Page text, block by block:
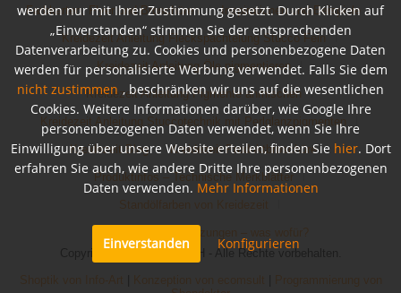
Farbkarten, Flyer und Broschüren Inspirationen und Beispiele
Kreidezeit Anleitung Fleckspachtelung Stucco Fein
Kreidezeit Anleitung Öle pigmentieren
Kreidezeit Anleitung Pigmente anmischen
Kreidezeit Anleitung Stuccotechnik mit Perlglanzpigmenten
Kreidezeit Blog Kreidezeit Produktbroschüre
Produktinfos – Technische Merkblätter
Copyright © Bioraum GmbH - Alle Rechte vorbehalten.
werden nur mit Ihrer Zustimmung gesetzt. Durch Klicken auf
„Einverstanden“ stimmen Sie der entsprechenden
Datenverarbeitung zu. Cookies und personenbezogene Daten
werden für personalisierte Werbung verwendet. Falls Sie dem
nicht zustimmen , beschränken wir uns auf die wesentlichen
Cookies. Weitere Informationen darüber, wie Google Ihre
personenbezogenen Daten verwendet, wenn Sie Ihre
Einwilligung über unsere Website erteilen, finden Sie hier. Dort
erfahren Sie auch, wie andere Dritte Ihre personenbezogenen
Daten verwenden. Mehr Informationen
Einverstanden Konfigurieren